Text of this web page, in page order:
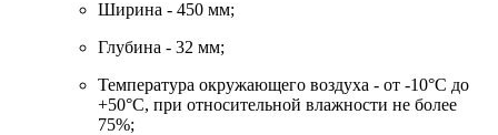
Ширина - 450 мм;
Глубина - 32 мм;
Температура окружающего воздуха - от -10°С до
+50°С, при относительной влажности не более
75%;